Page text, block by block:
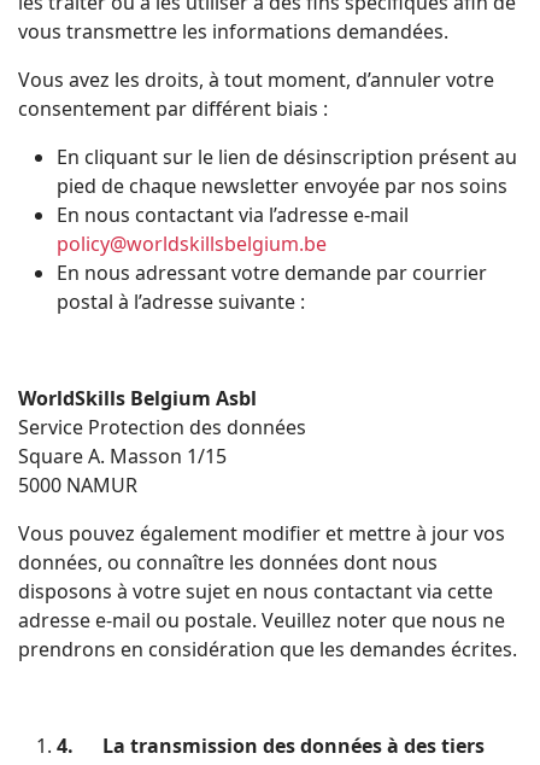
vous transmettre les informations demandées.
Vous avez les droits, à tout moment, d’annuler votre
consentement par différent biais :
En cliquant sur le lien de désinscription présent au
pied de chaque newsletter envoyée par nos soins
En nous contactant via l’adresse e-mail
policy@worldskillsbelgium.be
En nous adressant votre demande par courrier
postal à l’adresse suivante :
WorldSkills Belgium Asbl
Service Protection des données
Square A. Masson 1/15
5000 NAMUR
Vous pouvez également modifier et mettre à jour vos
données, ou connaître les données dont nous
disposons à votre sujet en nous contactant via cette
adresse e-mail ou postale. Veuillez noter que nous ne
prendrons en considération que les demandes écrites.
4. La transmission des données à des tiers